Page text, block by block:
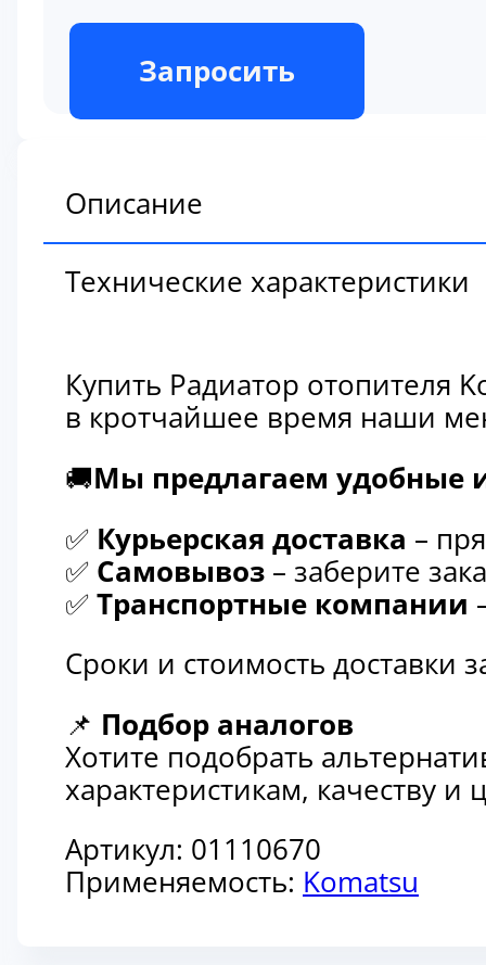
В наличии
Запросить
Описание
Технические характеристики
Купить Радиатор отопителя
в кротчайшее время наши
🚚Мы предлагаем удобные
✅ Курьерская доставка –
✅ Самовывоз – заберите
✅ Транспортные компании
Сроки и стоимость доставки
📌 Подбор аналогов
Хотите подобрать
характеристикам, качеству
Артикул: 01110670
Применяемость: Komatsu